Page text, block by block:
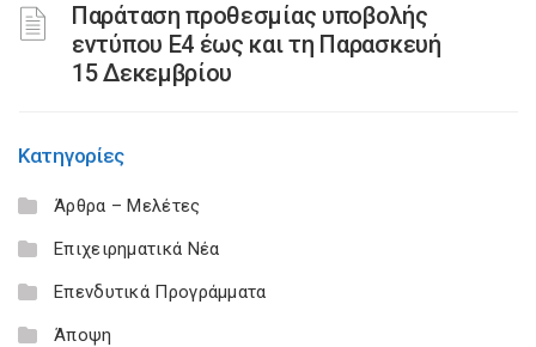
Παράταση προθεσμίας υποβολής
εντύπου Ε4 έως και τη Παρασκευή
15 Δεκεμβρίου
Κατηγορίες
Άρθρα – Μελέτες
Επιχειρηματικά Νέα
Επενδυτικά Προγράμματα
Άποψη